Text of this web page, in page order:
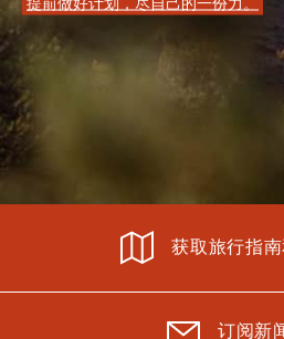
获取旅行指
订阅新